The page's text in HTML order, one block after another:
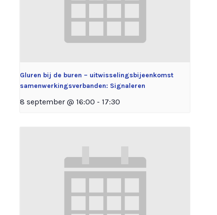
Gluren bij de buren – uitwisselingsbijeenkomst
samenwerkingsverbanden: Signaleren
8 september @ 16:00 - 17:30